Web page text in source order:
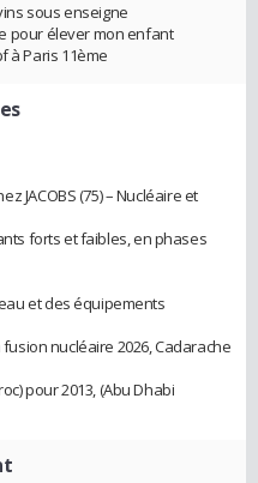
sous enseigne
pour élever mon enfant
à Paris 11ème
JACOBS (75) – Nucléaire et
forts et faibles, en phases
et des équipements
nucléaire 2026, Cadarache
pour 2013, (Abu Dhabi